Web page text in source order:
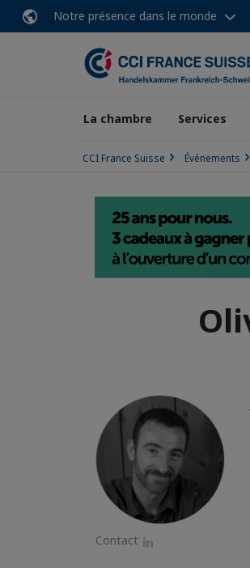
Notre présence dans le monde
La chambre Services
CCI France Suisse Événements
Contact